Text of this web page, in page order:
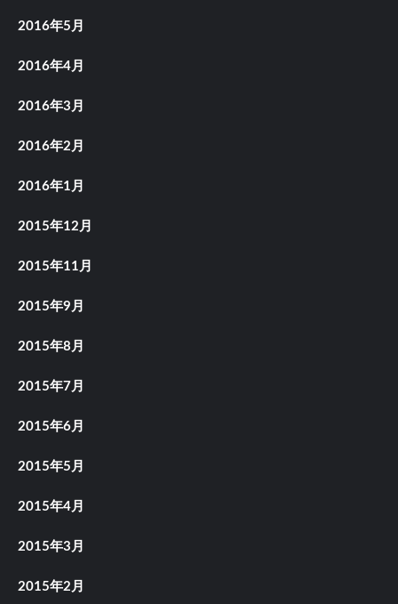
2016年5月
2016年4月
2016年3月
2016年2月
2016年1月
2015年12月
2015年11月
2015年9月
2015年8月
2015年7月
2015年6月
2015年5月
2015年4月
2015年3月
2015年2月